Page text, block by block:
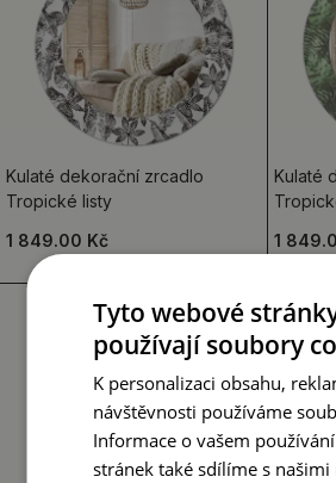
Kulaté dekorační zrcadlo
Tropické listy
1 849.00 Kč
Kulaté
1
Tyto webové
používají soubory
K personalizaci obsahu,
návštěvnosti používáme
Informace o vašem
stránek také sdílíme s